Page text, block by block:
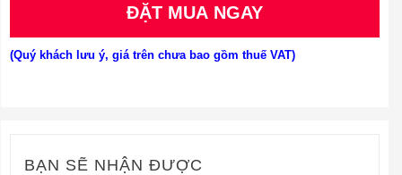
ĐẶT MUA NGAY
(Quý khách lưu ý, giá trên chưa bao gồm thuế VAT)
BẠN SẼ NHẬN ĐƯỢC